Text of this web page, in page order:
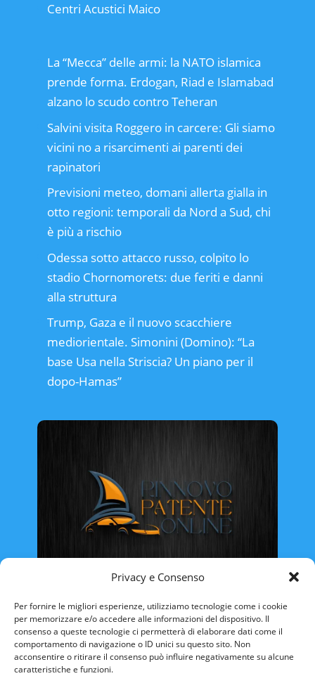
Privacy e Consenso
Per fornire le migliori esperienze, utilizziamo tecnologie come i cookie
per memorizzare e/o accedere alle informazioni del dispositivo. Il
consenso a queste tecnologie ci permetterà di elaborare dati come il
comportamento di navigazione o ID unici su questo sito. Non
acconsentire o ritirare il consenso può influire negativamente su alcune
caratteristiche e funzioni.
Centri Acustici Maico
La “Mecca” delle armi: la NATO islamica
prende forma. Erdogan, Riad e Islamabad
alzano lo scudo contro Teheran
Salvini visita Roggero in carcere: Gli siamo
vicini no a risarcimenti ai parenti dei
rapinatori
Previsioni meteo, domani allerta gialla in
otto regioni: temporali da Nord a Sud, chi
è più a rischio
Odessa sotto attacco russo, colpito lo
stadio Chornomorets: due feriti e danni
alla struttura
Trump, Gaza e il nuovo scacchiere
mediorientale. Simonini (Domino): “La
base Usa nella Striscia? Un piano per il
dopo-Hamas”